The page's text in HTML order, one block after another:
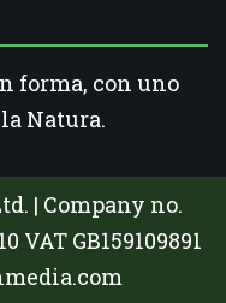
forma, con uno
Natura.
| Company no.
VAT GB159109891